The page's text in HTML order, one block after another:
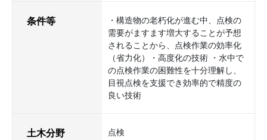
条件等
・構造物の老朽化が進む中、点検の
需要がますます増大することが予想
されることから、点検作業の効率化
（省力化）・高度化の技術 ・水中で
の点検作業の困難性を十分理解し、
目視点検を支援でき効率的で精度の
良い技術
土木分野 点検